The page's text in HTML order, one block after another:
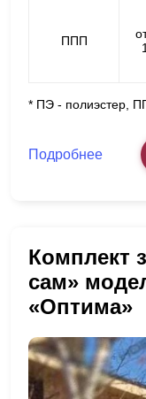
ППП
* ПЭ - полиэстер,
Подробнее
Комплект
сам»
«Оптима»